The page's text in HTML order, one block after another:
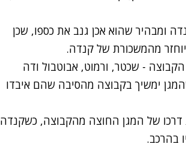
ומבהיר שהוא אכן גנב את כספו, שכן
מהמשכורת של קנדה.
- שכטר, ורמוט, אבוטבול ודה
ימשיך בקבוצה מהסיבה שהם איבדו
דרכו של המגן החוצה מהקבוצה, כשקנדה
בהרכב.